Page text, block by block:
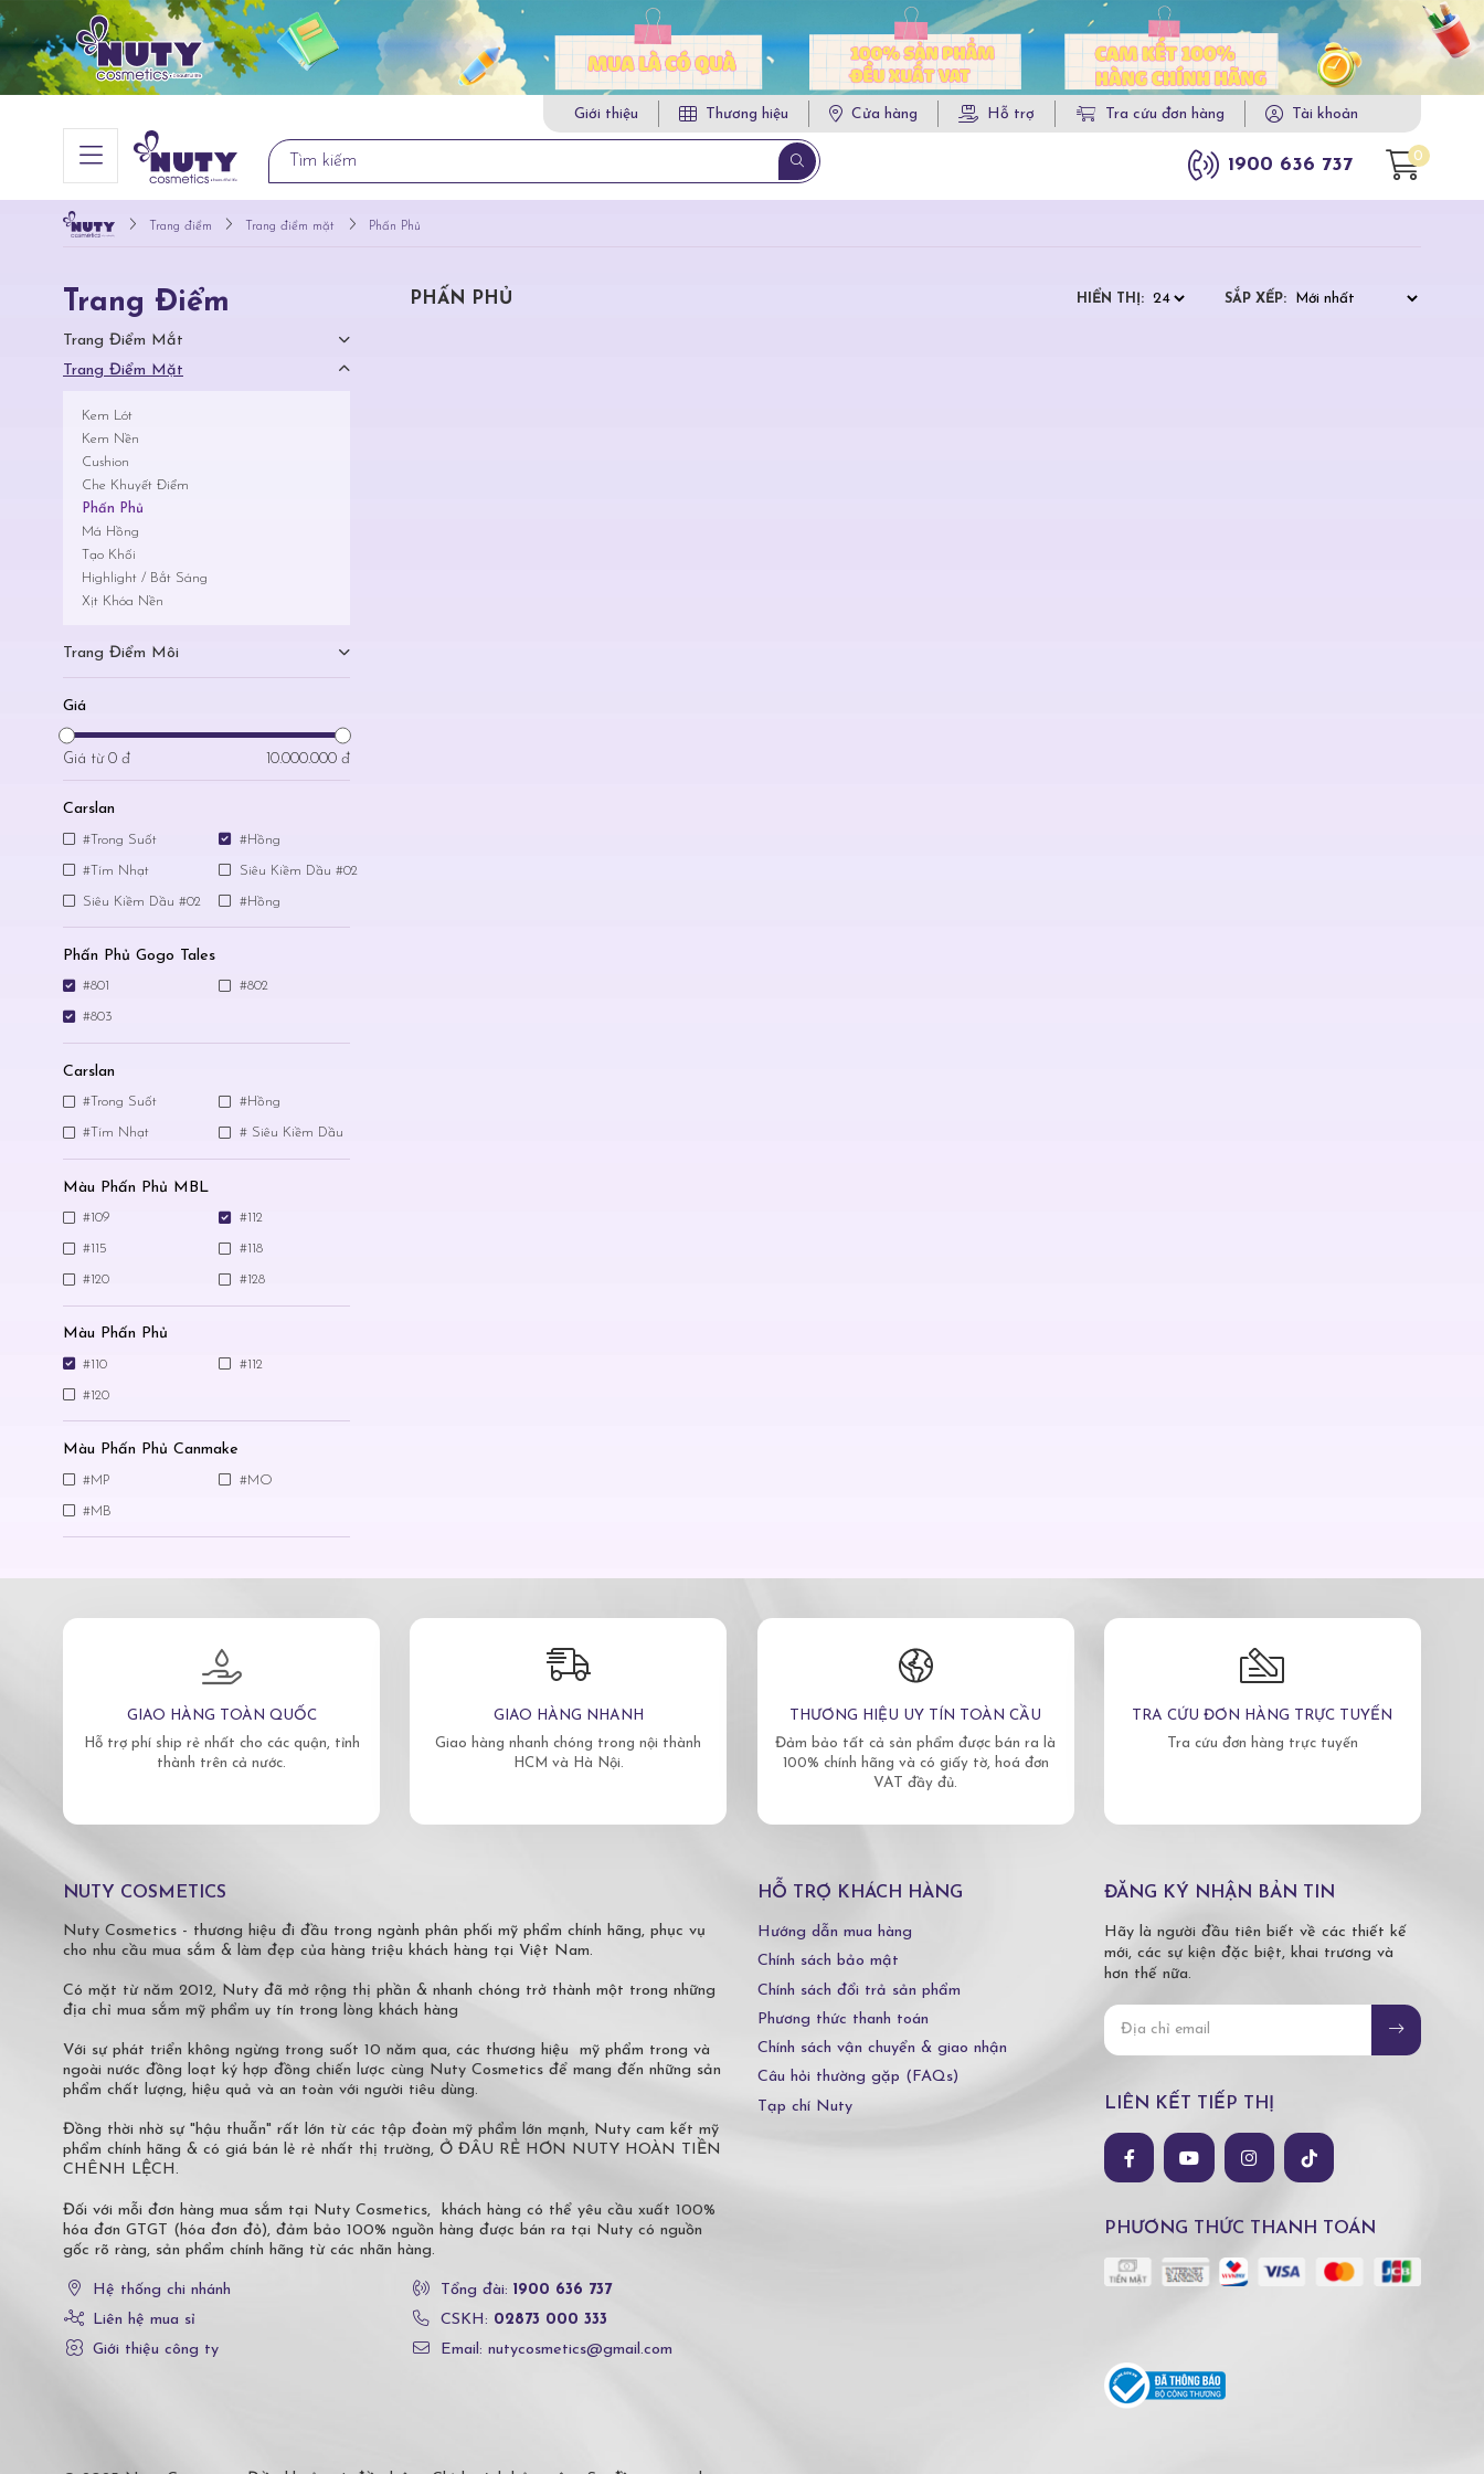
Giới thiệu Thương hiệu Cửa hàng Hỗ trợ Tra cứu đơn hàng Tài khoản
1900 636 737 0
Trang điểm Trang điểm mặt Phấn Phủ
Trang Điểm
Trang Điểm Mắt
Trang Điểm Mặt
Kem Lót
Kem Nền
Cushion
Che Khuyết Điểm
Phấn Phủ
Má Hồng
Tạo Khối
Highlight / Bắt Sáng
Xịt Khóa Nền
Trang Điểm Môi
Giá
Giá từ 0 đ 10.000.000 đ
Carslan
#Trong Suốt #Hồng
#Tím Nhạt Siêu Kiềm Dầu #02
Siêu Kiềm Dầu #02 #Hồng
Phấn Phủ Gogo Tales
#801 #802
#803
Carslan
#Trong Suốt #Hồng
#Tím Nhạt # Siêu Kiềm Dầu
Màu Phấn Phủ MBL
#109 #112
#115 #118
#120 #128
Màu Phấn Phủ
#110 #112
#120
Màu Phấn Phủ Canmake
#MP #MO
#MB
PHẤN PHỦ HIỂN THỊ: SẮP XẾP:
GIAO HÀNG TOÀN QUỐC
Hỗ trợ phí ship rẻ nhất cho các quận, tỉnh
thành trên cả nước.
GIAO HÀNG NHANH
Giao hàng nhanh chóng trong nội thành
HCM và Hà Nội.
THƯƠNG HIỆU UY TÍN TOÀN CẦU
Đảm bảo tất cả sản phẩm được bán ra là
100% chính hãng và có giấy tờ, hoá đơn
VAT đầy đủ.
TRA CỨU ĐƠN HÀNG TRỰC TUYẾN
Tra cứu đơn hàng trực tuyến
NUTY COSMETICS
Nuty Cosmetics - thương hiệu đi đầu trong ngành phân phối mỹ phẩm chính hãng, phục vụ
cho nhu cầu mua sắm & làm đẹp của hàng triệu khách hàng tại Việt Nam.
Có mặt từ năm 2012, Nuty đã mở rộng thị phần & nhanh chóng trở thành một trong những
địa chỉ mua sắm mỹ phẩm uy tín trong lòng khách hàng
Với sự phát triển không ngừng trong suốt 10 năm qua, các thương hiệu mỹ phẩm trong và
ngoài nước đồng loạt ký hợp đồng chiến lược cùng Nuty Cosmetics để mang đến những sản
phẩm chất lượng, hiệu quả và an toàn với người tiêu dùng.
Đồng thời nhờ sự "hậu thuẫn" rất lớn từ các tập đoàn mỹ phẩm lớn mạnh, Nuty cam kết mỹ
phẩm chính hãng & có giá bán lẻ rẻ nhất thị trường, Ở ĐÂU RẺ HƠN NUTY HOÀN TIỀN
CHÊNH LỆCH.
Đối với mỗi đơn hàng mua sắm tại Nuty Cosmetics, khách hàng có thể yêu cầu xuất 100%
hóa đơn GTGT (hóa đơn đỏ), đảm bảo 100% nguồn hàng được bán ra tại Nuty có nguồn
gốc rõ ràng, sản phẩm chính hãng từ các nhãn hàng.
Hệ thống chi nhánh
Liên hệ mua sỉ
Giới thiệu công ty
Tổng đài: 1900 636 737
CSKH: 02873 000 333
Email: nutycosmetics@gmail.com
HỖ TRỢ KHÁCH HÀNG
Hướng dẫn mua hàng
Chính sách bảo mật
Chính sách đổi trả sản phẩm
Phương thức thanh toán
Chính sách vận chuyển & giao nhận
Câu hỏi thường gặp (FAQs)
Tạp chí Nuty
ĐĂNG KÝ NHẬN BẢN TIN
Hãy là người đầu tiên biết về các thiết kế
mới, các sự kiện đặc biệt, khai trương và
hơn thế nữa.
LIÊN KẾT TIẾP THỊ
PHƯƠNG THỨC THANH TOÁN